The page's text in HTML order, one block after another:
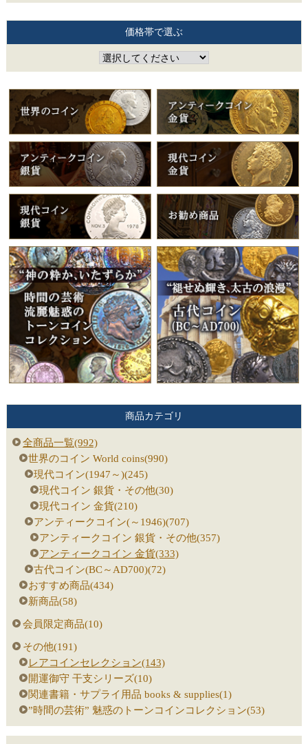
価格帯で選ぶ
商品カテゴリ
全商品一覧(992)
世界のコイン World coins(990)
現代コイン(1947～)(245)
現代コイン 銀貨・その他(30)
現代コイン 金貨(210)
アンティークコイン(～1946)(707)
アンティークコイン 銀貨・その他(357)
アンティークコイン 金貨(333)
古代コイン(BC～AD700)(72)
おすすめ商品(434)
新商品(58)
会員限定商品(10)
その他(191)
レアコインセレクション(143)
開運御守 干支シリーズ(10)
関連書籍・サプライ用品 books & supplies(1)
”時間の芸術” 魅惑のトーンコインコレクション(53)